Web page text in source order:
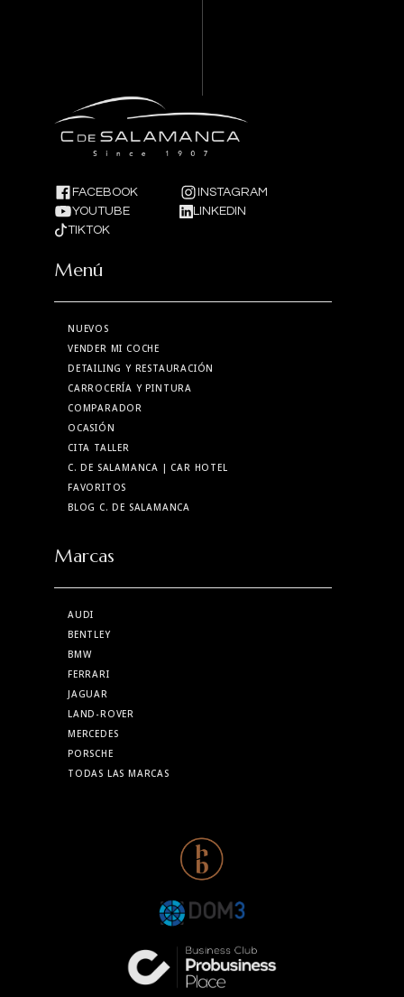
FACEBOOK
INSTAGRAM
YOUTUBE
LINKEDIN
TIKTOK
Menú
NUEVOS
VENDER MI COCHE
DETAILING Y RESTAURACIÓN
CARROCERÍA Y PINTURA
COMPARADOR
OCASIÓN
CITA TALLER
C. DE SALAMANCA | CAR HOTEL
FAVORITOS
BLOG C. DE SALAMANCA
Marcas
AUDI
BENTLEY
BMW
FERRARI
JAGUAR
LAND-ROVER
MERCEDES
PORSCHE
TODAS LAS MARCAS